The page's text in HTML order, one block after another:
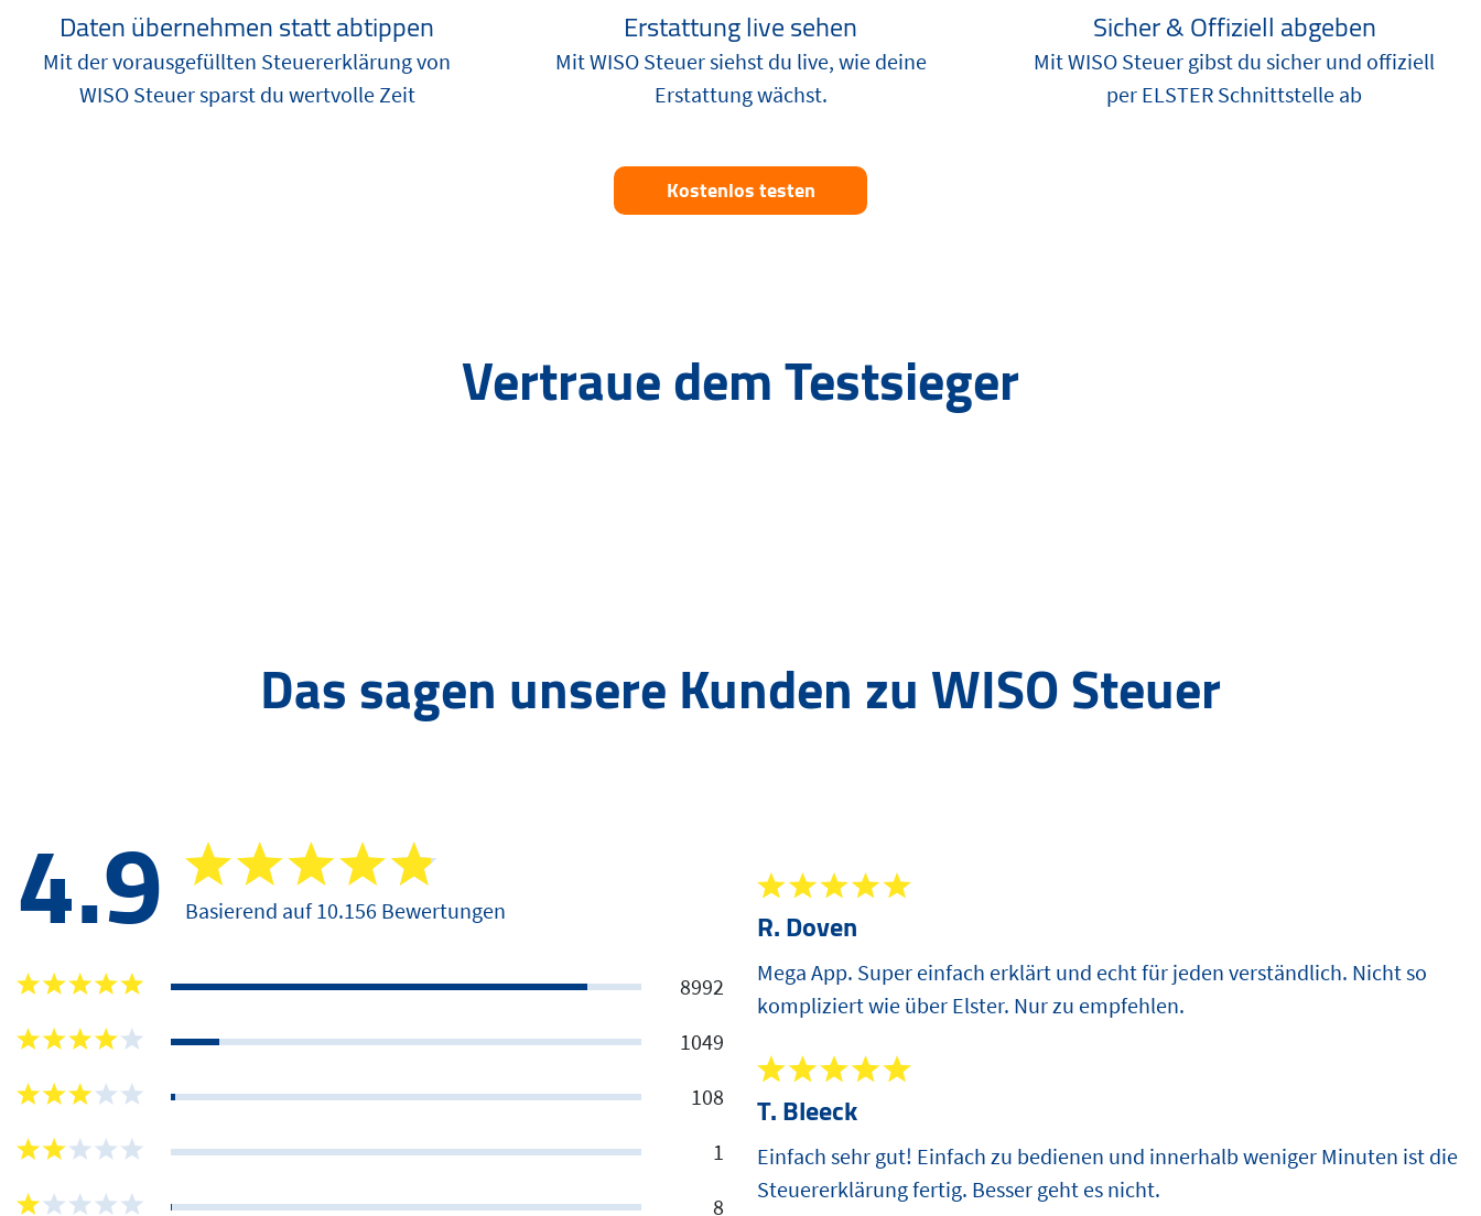
Daten übernehmen statt abtippen
Mit der vorausgefüllten Steuererklärung von
WISO Steuer sparst du wertvolle Zeit
Erstattung live sehen
Mit WISO Steuer siehst du live, wie deine
Erstattung wächst.
Sicher & Offiziell abgeben
Mit WISO Steuer gibst du sicher und offiziell
per ELSTER Schnittstelle ab
Kostenlos testen
Vertraue dem Testsieger
Das sagen unsere Kunden zu WISO Steuer
4.9 Basierend auf 10.156 Bewertungen
8992
1049
108
1
8
R. Doven
Mega App. Super einfach erklärt und echt für jeden verständlich. Nicht so
kompliziert wie über Elster. Nur zu empfehlen.
T. Bleeck
Einfach sehr gut! Einfach zu bedienen und innerhalb weniger Minuten ist die
Steuererklärung fertig. Besser geht es nicht.